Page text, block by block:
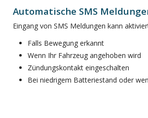
Automatische SMS
Eingang von SMS Meldungen kann
Falls Bewegung erkannt
Wenn Ihr Fahrzeug angehoben wird
Zündungskontakt eingeschalten
Bei niedrigem Batteriestand oder